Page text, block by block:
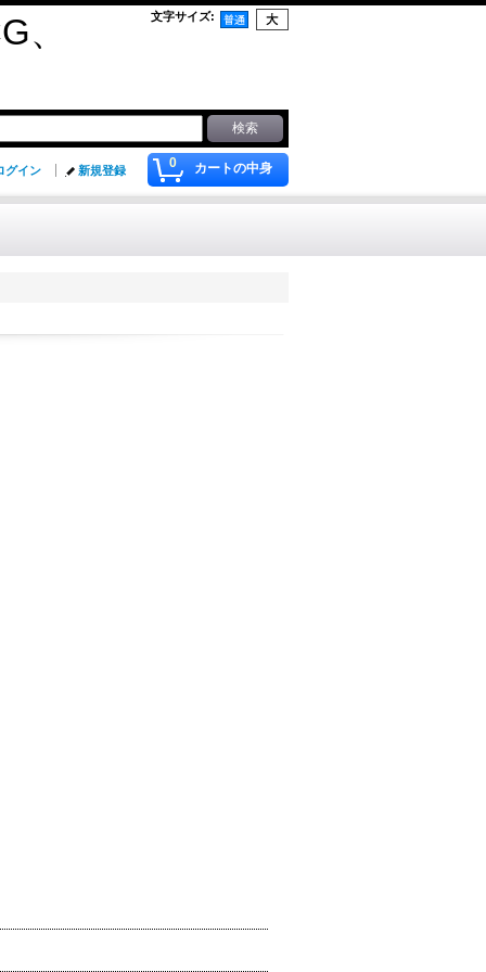
、 文字サイズ:
0 カートの中身
グイン 新規登録